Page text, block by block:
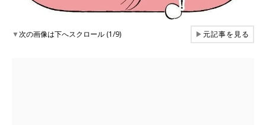
▼次の画像は下へスクロール (1/9) ▶元記事を見る